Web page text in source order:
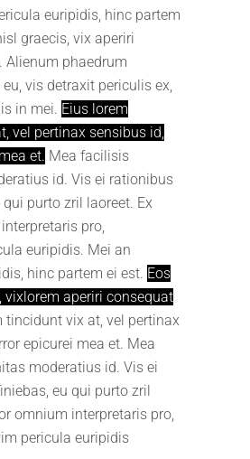
euripidis, hinc partem
graecis, vix aperiri
Alienum phaedrum
vis detraxit periculis ex,
in mei. Eius lorem
vel pertinax sensibus id,
et. Mea facilisis
id. Vis ei rationibus
purto zril laoreet. Ex
pro,
euripidis. Mei an
hinc partem ei est. Eos
vixlorem aperiri consequat
tincidunt vix at, vel pertinax
epicurei mea et. Mea
moderatius id. Vis ei
eu qui purto zril
omnium interpretaris pro,
pericula euripidis